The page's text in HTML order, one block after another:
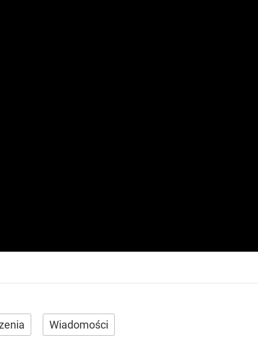
Wiadomości